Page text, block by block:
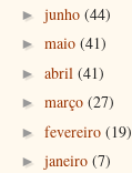
► junho (44)
► maio (41)
► abril (41)
► março (27)
► fevereiro (19)
► janeiro (7)